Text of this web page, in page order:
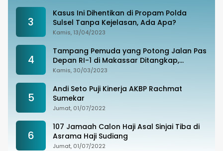
3
Kasus Ini Dihentikan di Propam Polda
Sulsel Tanpa Kejelasan, Ada Apa?
Kamis, 13/04/2023
4
Tampang Pemuda yang Potong Jalan Pas
Depan RI-1 di Makassar Ditangkap,
Ternyata Joki Balapan Liar
Kamis, 30/03/2023
5
Andi Seto Puji Kinerja AKBP Rachmat
Sumekar
Jumat, 01/07/2022
6
107 Jamaah Calon Haji Asal Sinjai Tiba di
Asrama Haji Sudiang
Jumat, 01/07/2022